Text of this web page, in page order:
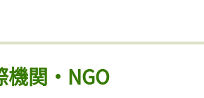
機関・NGO